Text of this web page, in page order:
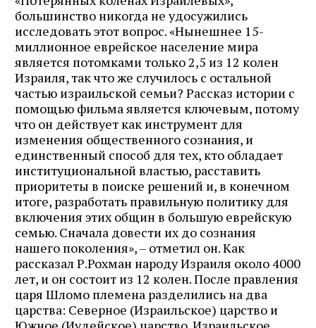
большинство никогда не удосужились
исследовать этот вопрос. «Нынешнее 15-
миллионное еврейское население мира
является потомками только 2,5 из 12 колен
Израиля, так что же случилось с остальной
частью израильской семьи? Рассказ истории с
помощью фильма является ключевым, потому
что он действует как инструмент для
изменения общественного сознания, и
единственный способ для тех, кто обладает
институциональной властью, расставить
приоритеты в поиске решений и, в конечном
итоге, разработать правильную политику для
включения этих общин в большую еврейскую
семью. Сначала довести их до сознания
нашего поколения», – отметил он. Как
рассказал Р.Рохман народу Израиля около 4000
лет, и он состоит из 12 колен. После правления
царя Шломо племена разделились на два
царства: Северное (Израильское) царство и